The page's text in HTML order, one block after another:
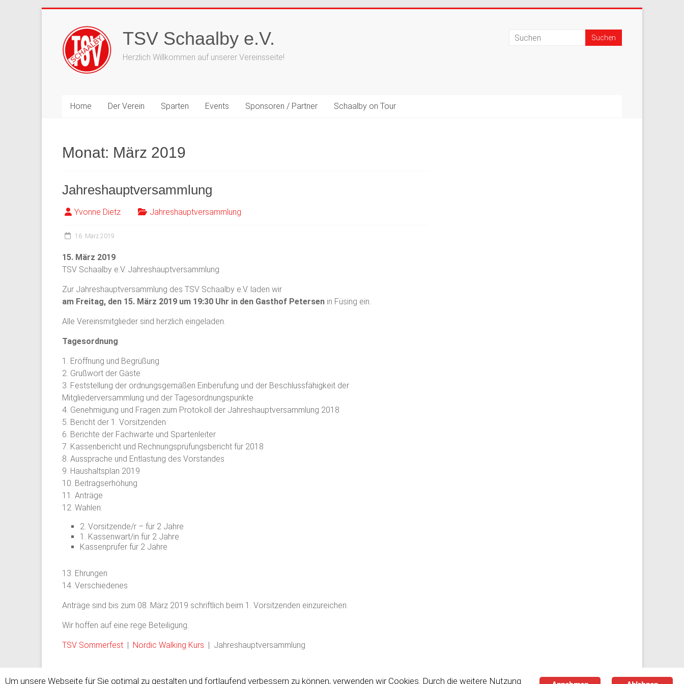
springen
TSV Schaalby e.V.
Herzlich Willkommen auf unserer Vereinsseite!
Home Der Verein Sparten Events Sponsoren / Partner Schaalby on Tour
Monat: März 2019
Jahreshauptversammlung
Yvonne Dietz Jahreshauptversammlung
16. März 2019
15. März 2019
TSV Schaalby e.V. Jahreshauptversammlung
Zur Jahreshauptversammlung des TSV Schaalby e.V. laden wir
am Freitag, den 15. März 2019 um 19:30 Uhr in den Gasthof Petersen in Füsing ein.
Alle Vereinsmitglieder sind herzlich eingeladen.
Tagesordnung
1. Eröffnung und Begrüßung
2. Grußwort der Gäste
3. Feststellung der ordnungsgemäßen Einberufung und der Beschlussfähigkeit der
Mitgliederversammlung und der Tagesordnungspunkte
4. Genehmigung und Fragen zum Protokoll der Jahreshauptversammlung 2018
5. Bericht der 1. Vorsitzenden
6. Berichte der Fachwarte und Spartenleiter
7. Kassenbericht und Rechnungsprüfungsbericht für 2018
8. Aussprache und Entlastung des Vorstandes
9. Haushaltsplan 2019
10. Beitragserhöhung
11. Anträge
12. Wahlen:
2. Vorsitzende/r – für 2 Jahre
1. Kassenwart/in für 2 Jahre
Kassenprüfer für 2 Jahre
13. Ehrungen
14. Verschiedenes
Anträge sind bis zum 08. März 2019 schriftlich beim 1. Vorsitzenden einzureichen.
Wir hoffen auf eine rege Beteiligung.
TSV Sommerfest | Nordic Walking Kurs | Jahreshauptversammlung
Um unsere Webseite für Sie optimal zu gestalten und fortlaufend verbessern zu können, verwenden wir Cookies. Durch die weitere Nutzung